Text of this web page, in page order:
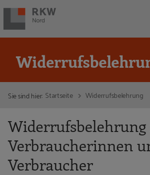
Zur Navigation springen
Zum Hauptinhalt springen
Sie sind hier: Startseite Widerrufsbelehrung
Verbraucherinnen
Verbraucher